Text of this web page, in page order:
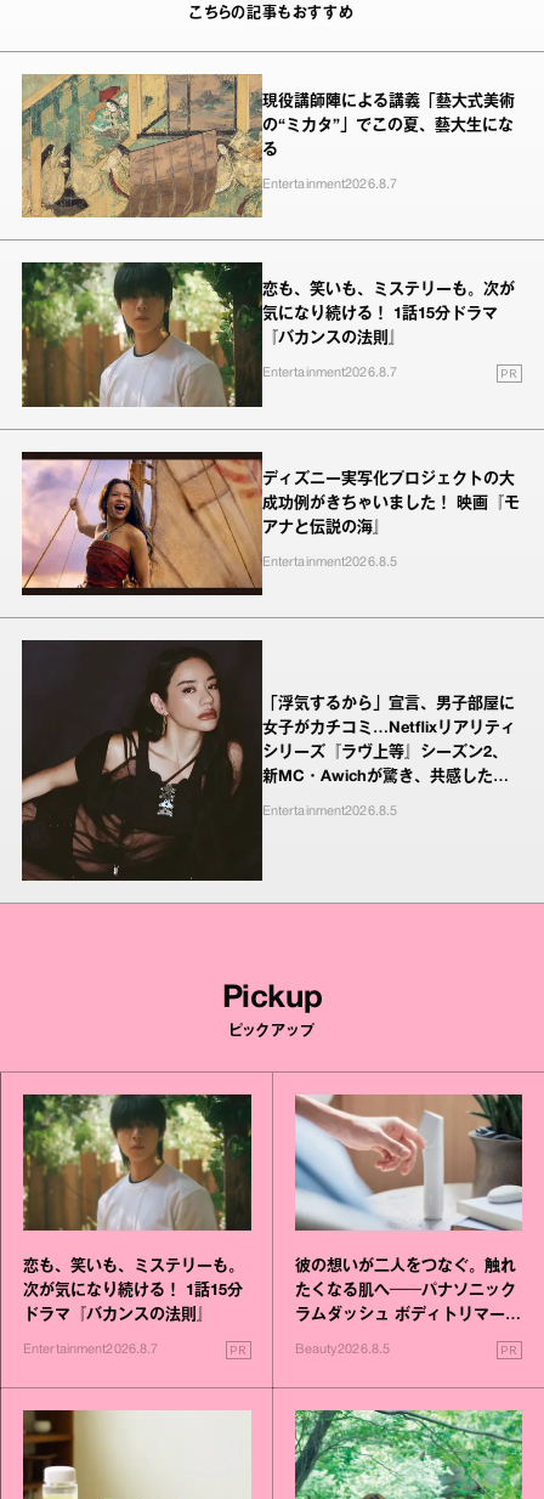
こちらの記事もおすすめ
現役講師陣による講義「藝大式美術
の“ミカタ”」でこの夏、藝大生にな
る
Entertainment2026.8.7
恋も、笑いも、ミステリーも。次が
気になり続ける！ 1話15分ドラマ
『バカンスの法則』
Entertainment2026.8.7 PR
ディズニー実写化プロジェクトの大
成功例がきちゃいました！ 映画『モ
アナと伝説の海』
Entertainment2026.8.5
「浮気するから」宣言、男子部屋に
女子がカチコミ…Netflixリアリティ
シリーズ『ラヴ上等』シーズン2、
新MC・Awichが驚き、共感したヤ
Entertainment2026.8.5
Pickup
ピックアップ
恋も、笑いも、ミステリーも。
次が気になり続ける！ 1話15分
ドラマ『バカンスの法則』
Entertainment2026.8.7 PR
彼の想いが二人をつなぐ。触れ
たくなる肌へ──パナソニック
ラムダッシュ ボディトリマーが
Beauty2026.8.5 PR